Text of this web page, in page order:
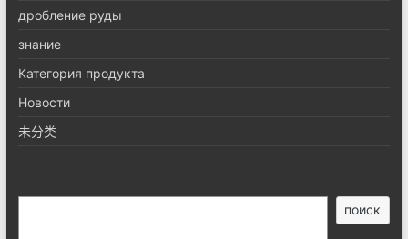
дробление руды
знание
Категория продукта
Новости
未分类
поиск